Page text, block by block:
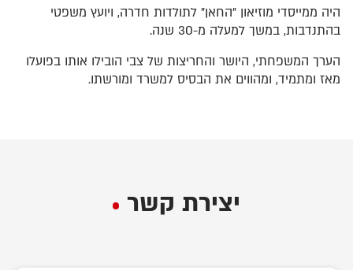
היה ממייסדי מוזיאון "החאן" לתולדות חדרה, ויועץ משפטי
בהתנדבות, במשך למעלה מ-30 שנה.
הערך המשפחתי, היושר והחריצות של צבי הובילו אותו בפועלו
מאז ומתמיד, ומהווים את הבסיס למשרד ומורשתו.
יצירת קשר